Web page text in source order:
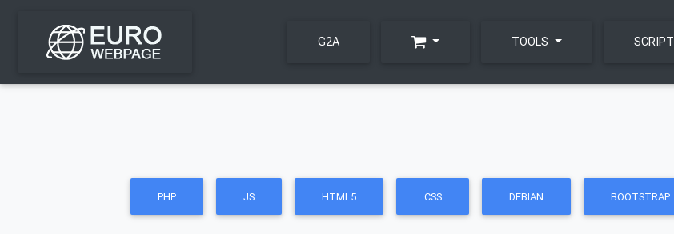
G2A TOOLS SCRIPT
PHP JS HTML5 CSS DEBIAN BOOTSTRAP